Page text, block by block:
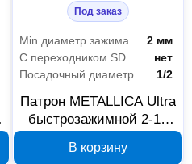
Под заказ
Min диаметр зажима
2 мм
С переходником SDS plus в комплекте
нет
Посадочный диаметр
1/2
Патрон METALLICA Ultra
быстрозажимной 2-13
В корзину